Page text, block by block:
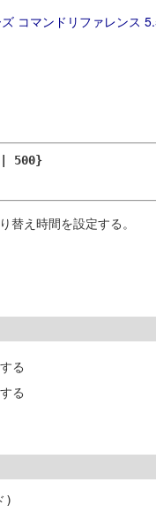
コマンドリファレンス
500}
替え時間を設定する。
る
る
)